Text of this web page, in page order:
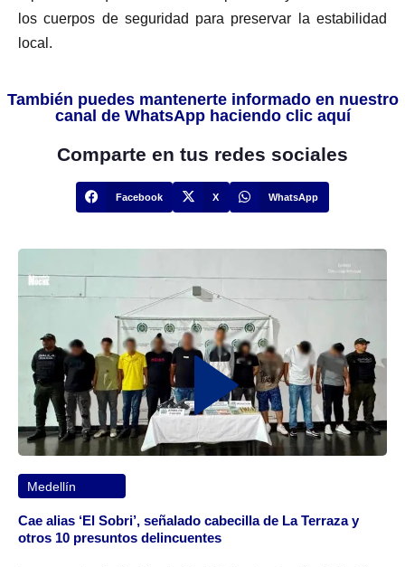
los cuerpos de seguridad para preservar la estabilidad
local.
También puedes mantenerte informado en nuestro
canal de WhatsApp haciendo clic aquí
Comparte en tus redes sociales
Facebook X WhatsApp
Medellín
Cae alias ‘El Sobri’, señalado cabecilla de La Terraza y
otros 10 presuntos delincuentes